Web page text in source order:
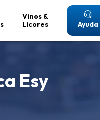
Vinos &
Licores
Ayuda
Esy